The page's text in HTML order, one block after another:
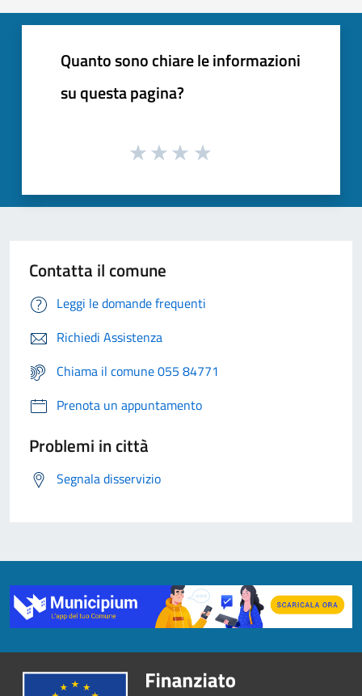
Quanto sono chiare le informazioni
su questa pagina?
Contatta il comune
Leggi le domande frequenti
Richiedi Assistenza
Chiama il comune 055 84771
Prenota un appuntamento
Problemi in città
Segnala disservizio